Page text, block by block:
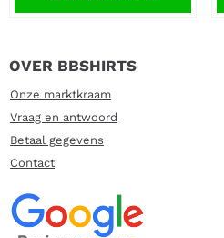
OVER BBSHIRTS
Onze marktkraam
Vraag en antwoord
Betaal gegevens
Contact